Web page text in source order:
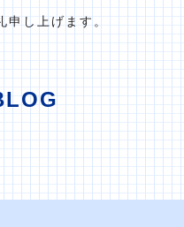
申し上げます。